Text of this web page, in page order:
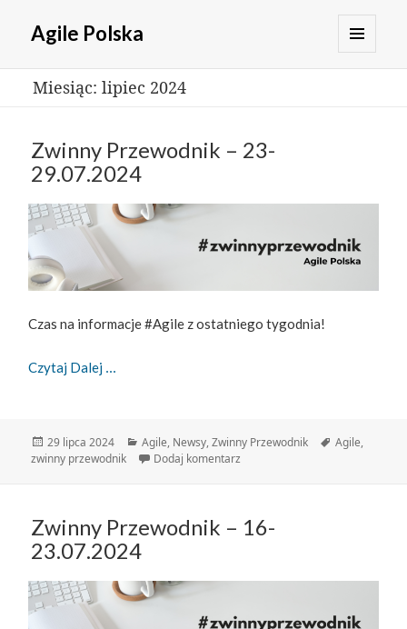
Agile Polska
Miesiąc: lipiec 2024
Zwinny Przewodnik – 23-
29.07.2024
Czas na informacje #Agile z ostatniego tygodnia!
Czytaj Dalej
Data
publikacji
29 lipca 2024 Kategorie
Agile, Newsy,Zwinny Przewodnik Tagi
Agile,
zwinny przewodnik
Dodaj komentarz
Zwinny Przewodnik – 16-
23.07.2024